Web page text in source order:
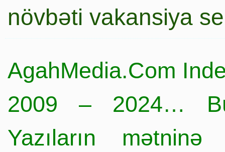
növbəti vakansiya
AgahMedia.Com
2009 – 2024…
Yazıların